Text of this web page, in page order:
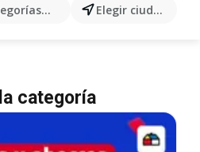
productos... Elegir ciudad
oferta - ¿Dónde
categoría